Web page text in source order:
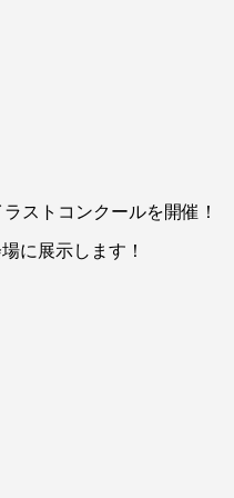
ストコンクールを開催！
に展示します！